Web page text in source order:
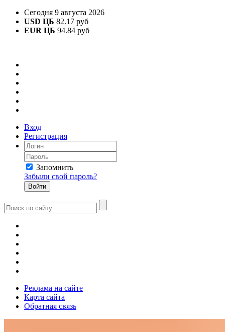
Сегодня 9 августа 2026
USD ЦБ 82.17 руб
EUR ЦБ 94.84 руб
Вход
Регистрация
Запомнить
Забыли свой пароль?
Реклама на сайте
Карта сайта
Обратная связь